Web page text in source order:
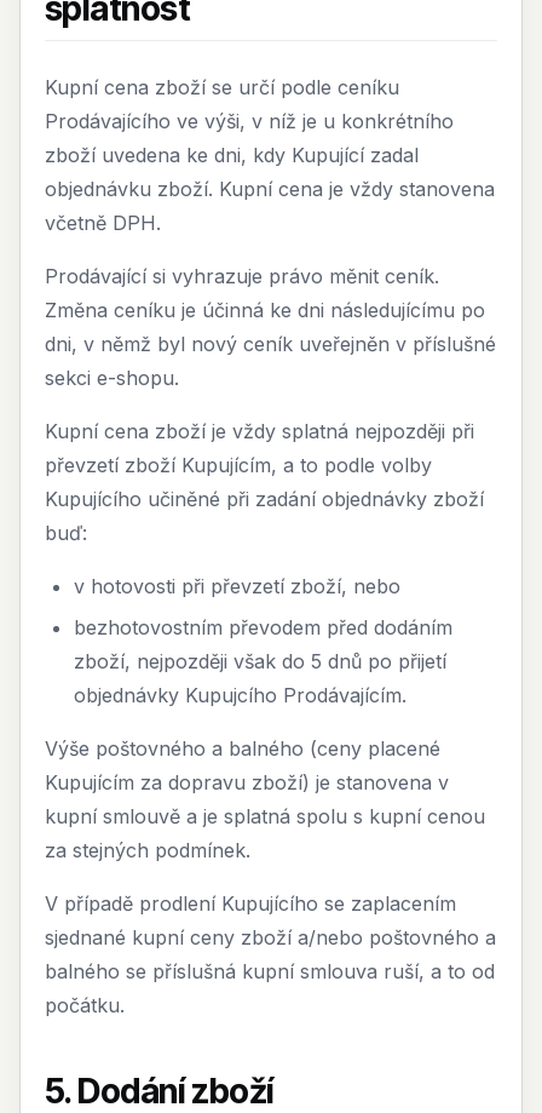
splatnost
Kupní cena zboží se určí podle ceníku
Prodávajícího ve výši, v níž je u konkrétního
zboží uvedena ke dni, kdy Kupující zadal
objednávku zboží. Kupní cena je vždy stanovena
včetně DPH.
Prodávající si vyhrazuje právo měnit ceník.
Změna ceníku je účinná ke dni následujícímu po
dni, v němž byl nový ceník uveřejněn v příslušné
sekci e-shopu.
Kupní cena zboží je vždy splatná nejpozději při
převzetí zboží Kupujícím, a to podle volby
Kupujícího učiněné při zadání objednávky zboží
buď:
v hotovosti při převzetí zboží, nebo
bezhotovostním převodem před dodáním
zboží, nejpozději však do 5 dnů po přijetí
objednávky Kupujcího Prodávajícím.
Výše poštovného a balného (ceny placené
Kupujícím za dopravu zboží) je stanovena v
kupní smlouvě a je splatná spolu s kupní cenou
za stejných podmínek.
V případě prodlení Kupujícího se zaplacením
sjednané kupní ceny zboží a/nebo poštovného a
balného se příslušná kupní smlouva ruší, a to od
počátku.
5. Dodání zboží